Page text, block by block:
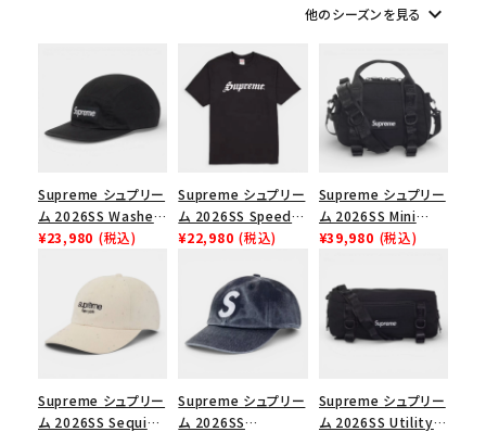
シーズンから探す
価格から探す
在庫のない商品を表示する
他のシーズンを見る keyboard_arrow_down
Supreme シュプリー
ム 2026SS Washed
Chino Twill Camp
ノツイル キャンプキャ
ップ ブラック
¥23,980 (税込)
Supreme シュプリー
ム 2026SS Speed
Tee スピードTシャツ
¥22,980 (税込)
Supreme シュプリー
ム 2026SS Mini
Duffle Bag ミニダッ
¥39,980 (税込)
Supreme シュプリー
ム 2026SS Sequin
Supreme シュプリー
ム 2026SS
Supreme シュプリー
ム 2026SS Utility